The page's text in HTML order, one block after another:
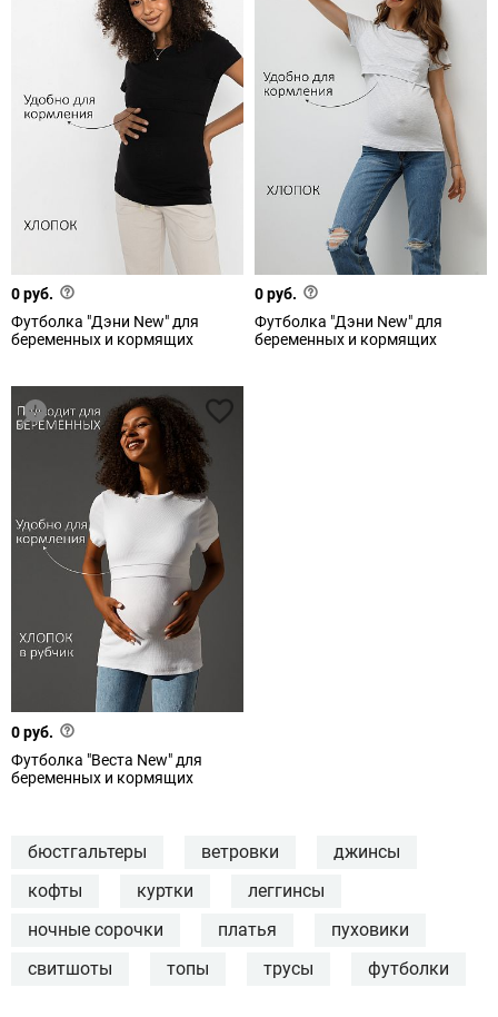
0 руб.
Футболка "Дэни New" для
беременных и кормящих
0 руб.
Футболка "Дэни New" для
беременных и кормящих
0 руб.
Футболка "Веста New" для
беременных и кормящих
бюстгальтеры ветровки
джинсы
кофты
куртки
леггинсы
ночные сорочки
платья
пуховики
свитшоты
топы трусы футболки